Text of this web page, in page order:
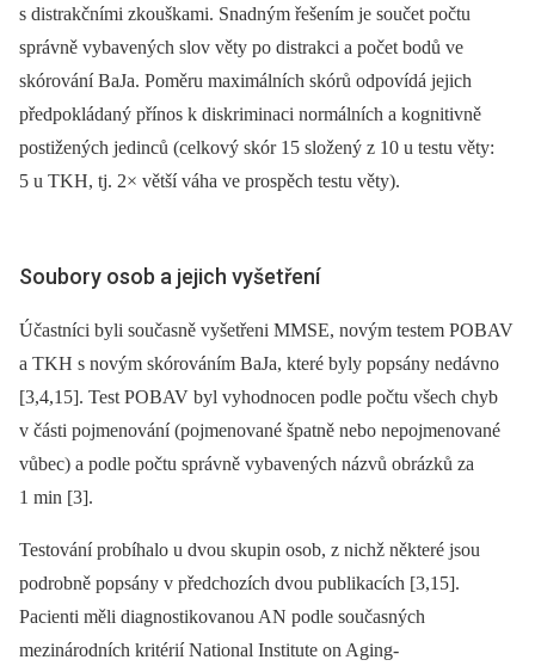
s distrakčními zkouškami. Snadným řešením je součet počtu
správně vybavených slov věty po distrakci a počet bodů ve
skórování BaJa. Poměru maximálních skórů odpovídá jejich
předpokládaný přínos k diskriminaci normálních a kognitivně
postižených jedinců (celkový skór 15 složený z 10 u testu věty:
5 u TKH, tj. 2× větší váha ve prospěch testu věty).
Soubory osob a jejich vyšetření
Účastníci byli současně vyšetřeni MMSE, novým testem POBAV
a TKH s novým skórováním BaJa, které byly popsány nedávno
[3,4,15]. Test POBAV byl vyhodnocen podle počtu všech chyb
v části pojmenování (pojmenované špatně nebo nepojmenované
vůbec) a podle počtu správně vybavených názvů obrázků za
1 min [3].
Testování probíhalo u dvou skupin osob, z nichž některé jsou
podrobně popsány v předchozích dvou publikacích [3,15].
Pacienti měli diagnostikovanou AN podle současných
mezinárodních kritérií National Institute on Aging-